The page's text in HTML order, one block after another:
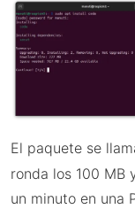
El paquete se
ronda los 100 MB
un minuto en una